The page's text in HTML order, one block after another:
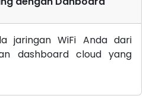
jaringan WiFi Anda dari
dashboard cloud yang